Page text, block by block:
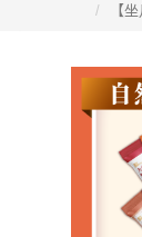
【